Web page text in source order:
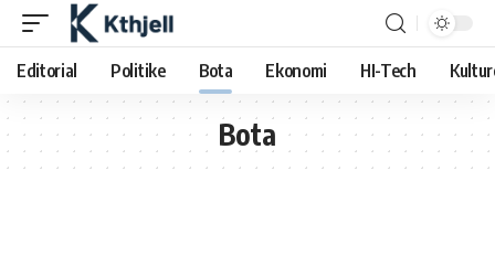
Editorial Politike Bota Ekonomi HI-Tech
Bota